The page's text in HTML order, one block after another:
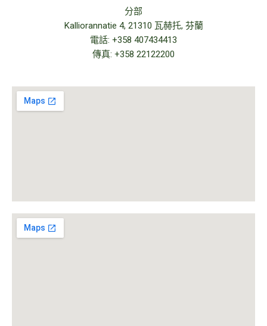
分部
Kalliorannatie 4, 21310 瓦赫托, 芬蘭
電話: +358 407434413
傳真: +358 22122200